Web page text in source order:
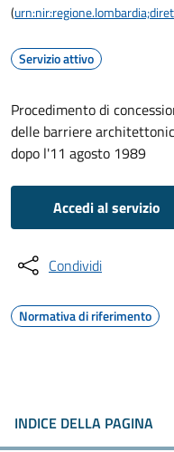
(
Servizio attivo
Procedimento di
delle barriere
dopo l'11 agosto 1989
Accedi al servizio
Condividi
Normativa di riferimento
INDICE DELLA PAGINA